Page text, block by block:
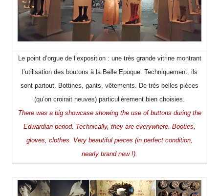
Le point d’orgue de l’exposition : une très grande vitrine montrant
l’utilisation des boutons à la Belle Epoque. Techniquement, ils
sont partout. Bottines, gants, vêtements. De très belles pièces
(qu’on croirait neuves) particulièrement bien choisies.
There was a big showcase showing the use of buttons during the
Edwardian period. Technically, they are everywhere. Booties,
gloves, clothes. Very beautiful pieces (in perfect condition,
nearly brand new !).